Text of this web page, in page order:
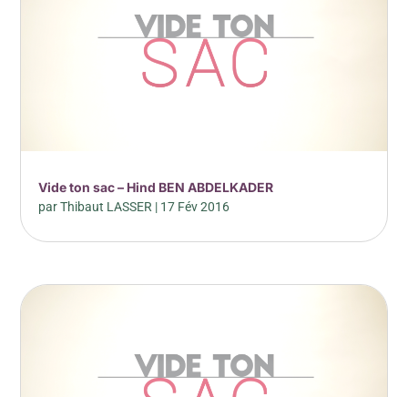
Vide ton sac – Hind BEN ABDELKADER
parThibaut LASSER | 17 Fév 2016